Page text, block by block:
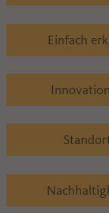
Einfach